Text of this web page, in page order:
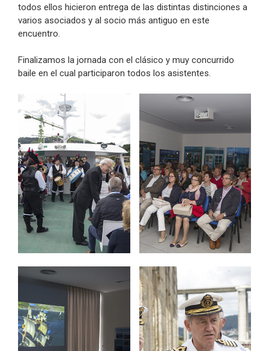
todos ellos hicieron entrega de las distintas distinciones a
varios asociados y al socio más antiguo en este
encuentro.
Finalizamos la jornada con el clásico y muy concurrido
baile en el cual participaron todos los asistentes.